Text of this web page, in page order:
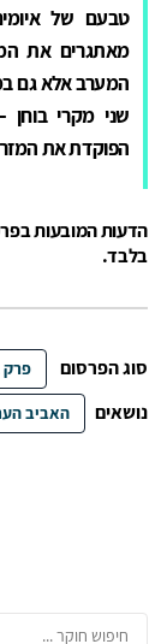
טבעם של
מאתגרים את
המערב אלא גם
שני מקרי
הפוקדת את
הדעות המובעות
בלבד.
סוג הפרסום פרק
נושאים האביב